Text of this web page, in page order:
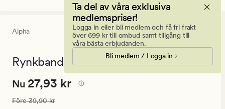
Ta del av våra exklusiva
medlemspriser!
Logga in eller bli medlem och få fri frakt
över 699 kr till ombud samt tillgång till
våra bästa erbjudanden.
Bli medlem / Logga in
Alpha
14
omdömen
med
betyg
4.5
Rynkbandskrok vit - 20 Stk
Nuvarande
27,93
Nuvarande pris
Nu 27,93 kr
Ordinarie pris
Före39,90 kr